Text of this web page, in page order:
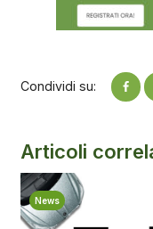
Condividi su:
Articoli
News